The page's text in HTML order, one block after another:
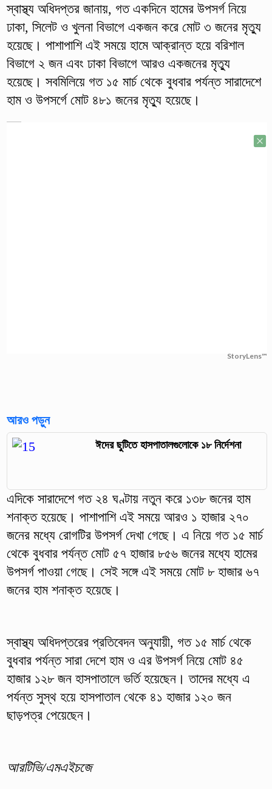
স্বাস্থ্য অধিদপ্তর জানায়, গত একদিনে হামের উপসর্গ নিয়ে
ঢাকা, সিলেট ও খুলনা বিভাগে একজন করে মোট ৩ জনের মৃত্যু
হয়েছে। পাশাপাশি এই সময়ে হামে আক্রান্ত হয়ে বরিশাল
বিভাগে ২ জন এবং ঢাকা বিভাগে আরও একজনের মৃত্যু
হয়েছে। সবমিলিয়ে গত ১৫ মার্চ থেকে বুধবার পর্যন্ত সারাদেশে
হাম ও উপসর্গে মোট ৪৮১ জনের মৃত্যু হয়েছে।
StoryLens™
আরও পড়ুন
ঈদের ছুটিতে হাসপাতালগুলোকে ১৮ নির্দেশনা
এদিকে সারাদেশে গত ২৪ ঘণ্টায় নতুন করে ১৩৮ জনের হাম
শনাক্ত হয়েছে। পাশাপাশি এই সময়ে আরও ১ হাজার ২৭০
জনের মধ্যে রোগটির উপসর্গ দেখা গেছে। এ নিয়ে গত ১৫ মার্চ
থেকে বুধবার পর্যন্ত মোট ৫৭ হাজার ৮৫৬ জনের মধ্যে হামের
উপসর্গ পাওয়া গেছে। সেই সঙ্গে এই সময়ে মোট ৮ হাজার ৬৭
জনের হাম শনাক্ত হয়েছে।
স্বাস্থ্য অধিদপ্তরের প্রতিবেদন অনুযায়ী, গত ১৫ মার্চ থেকে
বুধবার পর্যন্ত সারা দেশে হাম ও এর উপসর্গ নিয়ে মোট ৪৫
হাজার ১২৮ জন হাসপাতালে ভর্তি হয়েছেন। তাদের মধ্যে এ
পর্যন্ত সুস্থ হয়ে হাসপাতাল থেকে ৪১ হাজার ১২০ জন
ছাড়পত্র পেয়েছেন।
আরটিভি/এমএইচজে